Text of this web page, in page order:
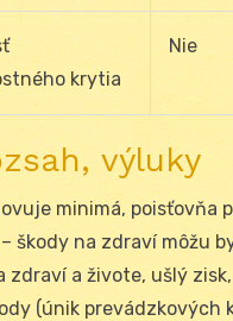
krytia
Nie
výluky
minimá, poisťovňa
škody na zdraví môžu
zdraví a živote, ušlý
(únik prevádzkových